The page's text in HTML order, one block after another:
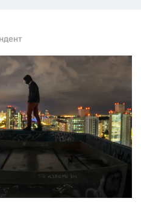
donate@novayagazeta.ru